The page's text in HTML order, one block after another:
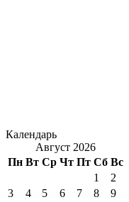
Календарь
Август 2026
Пн Вт Ср Чт Пт Сб Вс
1
2
3
4 5 6 7 8
9